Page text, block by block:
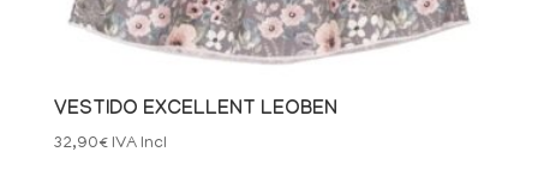
VESTIDO EXCELLENT LEOBEN
32,90€ IVA Incl